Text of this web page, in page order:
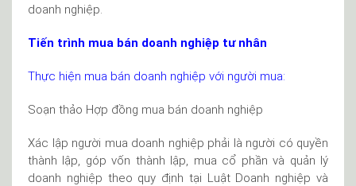
doanh nghiệp.
Tiến trình mua bán doanh nghiệp tư nhân
Thực hiện mua bán doanh nghiệp với người mua:
Soạn thảo Hợp đồng mua bán doanh nghiệp
Xác lập người mua doanh nghiệp phải là người có quyền
thành lập, góp vốn thành lập, mua cổ phần và quản lý
doanh nghiệp theo quy định tại Luật Doanh nghiệp và